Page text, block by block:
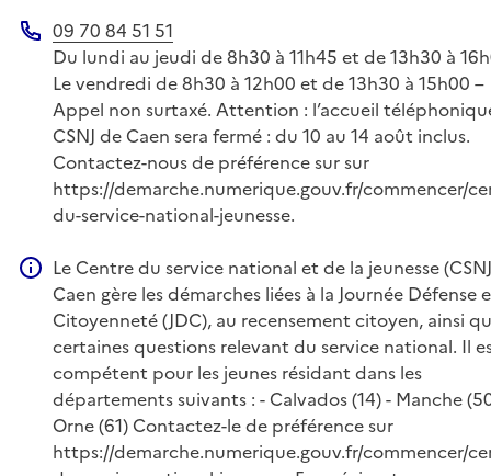
Téléphone
09 70 84 51 51
Du lundi au jeudi de 8h30 à 11h45 et de 13h30 à
Le vendredi de 8h30 à 12h00 et de 13h30 à 15h00 –
Appel non surtaxé. Attention : l’accueil
CSNJ de Caen sera fermé : du 10 au 14 août inclus.
Contactez-nous de préférence sur sur
https://demarche.numerique.gouv.fr/commencer/
du-service-national-jeunesse.
Information complémentaire
Le Centre du service national et de la jeunesse
Caen gère les démarches liées à la Journée Défense
Citoyenneté (JDC), au recensement citoyen, ainsi
certaines questions relevant du service national. Il
compétent pour les jeunes résidant dans les
départements suivants : - Calvados (14) - Manche
Orne (61) Contactez-le de préférence sur
https://demarche.numerique.gouv.fr/commencer/